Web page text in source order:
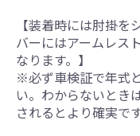
【装着時には肘掛
バーにはアームレス
なります。】
※必ず車検証で年式
い。わからないとき
されるとより確実です